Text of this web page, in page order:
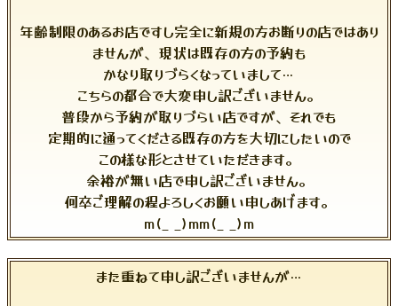
年齢制限のあるお店ですし完全に新規の方お断りの店ではあり
ませんが、現状は既存の方の予約も
かなり取りづらくなっていまして…
こちらの都合で大変申し訳ございません。
普段から予約が取りづらい店ですが、それでも
定期的に通ってくださる既存の方を大切にしたいので
この様な形とさせていただきます。
余裕が無い店で申し訳ございません。
何卒ご理解の程よろしくお願い申しあげます。
m(_ _)mm(_ _)m
また重ねて申し訳ございませんが…